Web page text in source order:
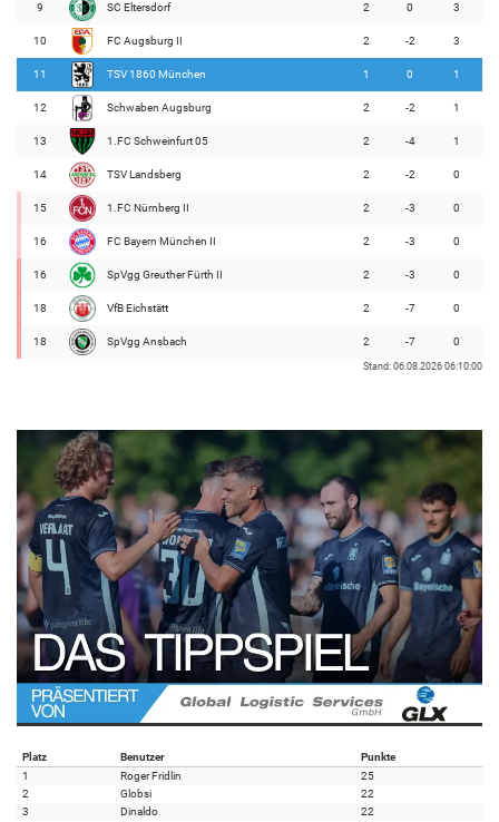
9 SC Eltersdorf 2 0 3
10 FC Augsburg II 2 -2 3
11 TSV 1860 München 1 0 1
12 Schwaben Augsburg 2 -2 1
13 1.FC Schweinfurt 05 2 -4 1
14 TSV Landsberg 2 -2 0
15 1.FC Nürnberg II 2 -3 0
16 FC Bayern München II 2 -3 0
16 SpVgg Greuther Fürth II 2 -3 0
18 VfB Eichstätt 2 -7 0
18 SpVgg Ansbach 2 -7 0
Stand: 06.08.2026 06:10:00
Platz Benutzer
Punkte
1
Roger Fridlin
25
2
Globsi
22
3
Dinaldo
22